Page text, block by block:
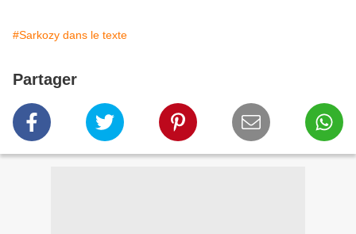
#Sarkozy dans le texte
Partager